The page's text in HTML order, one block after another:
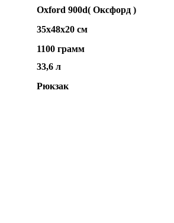
Oxford 900d( Оксфорд )
35x48x20 см
1100 грамм
33,6 л
Рюкзак